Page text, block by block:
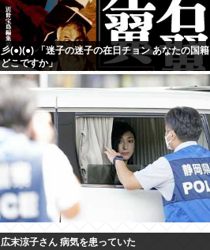
彡(●)(●) 「迷子の迷子の在日チョン あなたの国籍
どこですか」
広末涼子さん 病気を患っていた